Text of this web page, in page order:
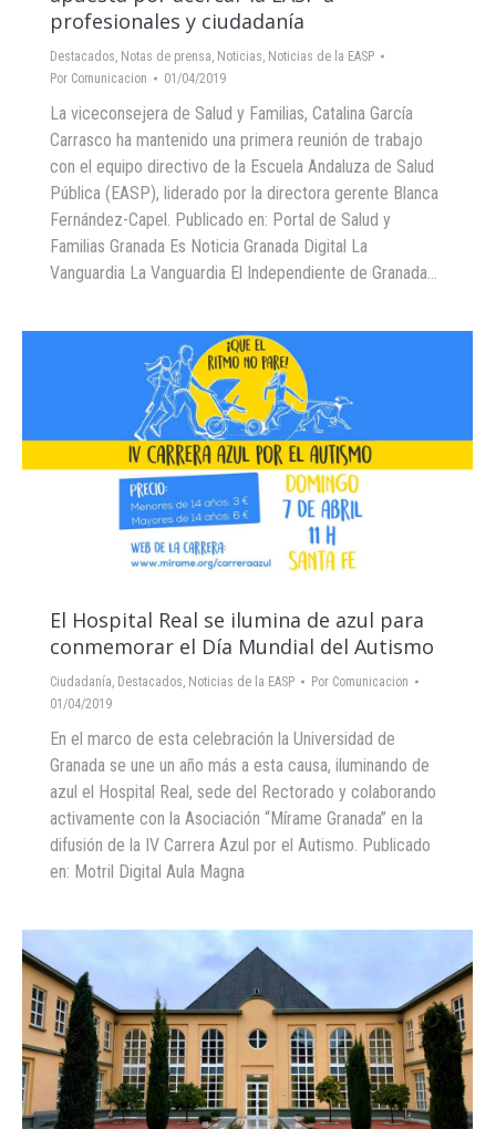
profesionales y ciudadanía
Destacados, Notas de prensa, Noticias, Noticias de la EASP
Por Comunicacion 01/04/2019
La viceconsejera de Salud y Familias, Catalina García
Carrasco ha mantenido una primera reunión de trabajo
con el equipo directivo de la Escuela Andaluza de Salud
Pública (EASP), liderado por la directora gerente Blanca
Fernández-Capel. Publicado en: Portal de Salud y
Familias Granada Es Noticia Granada Digital La
Vanguardia La Vanguardia El Independiente de Granada…
El Hospital Real se ilumina de azul para
conmemorar el Día Mundial del Autismo
Ciudadanía, Destacados, Noticias de la EASP Por Comunicacion
01/04/2019
En el marco de esta celebración la Universidad de
Granada se une un año más a esta causa, iluminando de
azul el Hospital Real, sede del Rectorado y colaborando
activamente con la Asociación “Mírame Granada” en la
difusión de la IV Carrera Azul por el Autismo. Publicado
en: Motril Digital Aula Magna